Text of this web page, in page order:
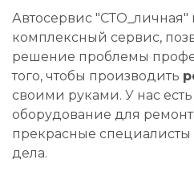
Автосервис "СТО_личная"
комплексный сервис,
решение проблемы
того, чтобы производить
своими руками. У нас
оборудование для
прекрасные специалисты
дела.